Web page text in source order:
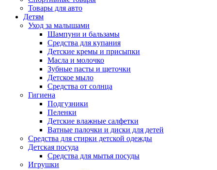
Товары для авто
Детям
Уход за малышами
Шампуни и бальзамы
Средства для купания
Детские кремы и присыпки
Масла и молочко
Зубные пасты и щеточки
Детское мыло
Средства от солнца
Гигиена
Подгузники
Пеленки
Детские влажные салфетки
Ватные палочки и диски для детей
Средства для стирки детской одежды
Детская посуда
Средства для мытья посуды
Игрушки